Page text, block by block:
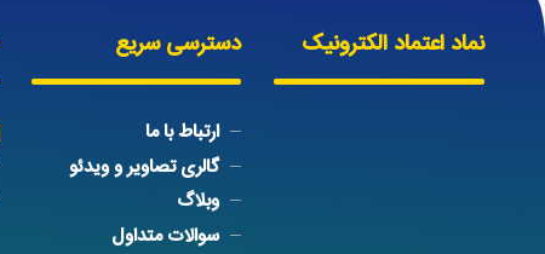
نماد اعتماد الکترونیک دسترسی سریع
ارتباط با ما
گالری تصاویر و ویدئو
وبلاگ
سوالات متداول